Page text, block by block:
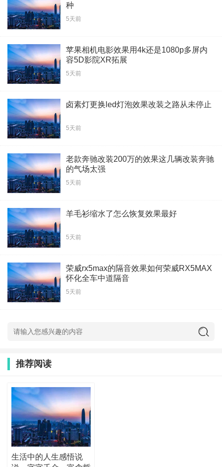
种
5天前
苹果相机电影效果用4k还是1080p多屏内
容5D影院XR拓展
5天前
卤素灯更换led灯泡效果改装之路从未停止
5天前
老款奔驰改装200万的效果这几辆改装奔驰
的气场太强
5天前
羊毛衫缩水了怎么恢复效果最好
5天前
荣威rx5max的隔音效果如何荣威RX5MAX
怀化全车中道隔音
5天前
推荐阅读
生活中的人生感悟说